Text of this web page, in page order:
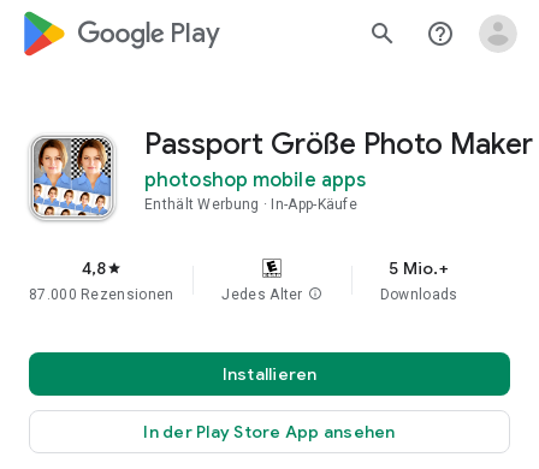
google_logo Play search help_outline
Passport Größe Photo Maker
photoshop mobile apps
Enthält Werbung In-App-Käufe
4,8star
87.000 Rezensionen Jedes Alter info
5 Mio.+
Downloads
Installieren
In der Play Store App ansehen